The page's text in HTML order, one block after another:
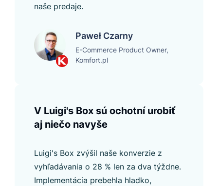
naše predaje.
Paweł Czarny
E-Commerce Product Owner,
Komfort.pl
V Luigi's Box sú ochotní urobiť
aj niečo navyše
Luigi's Box zvýšil naše konverzie z
vyhľadávania o 28 % len za dva týždne.
Implementácia prebehla hladko,